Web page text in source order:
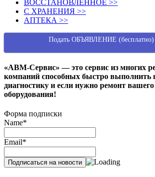
ВОССТАНОВЛЕННОЕ >>
С ХРАНЕНИЯ >>
АПТЕКА >>
Подать ОБЪЯВЛЕНИЕ (бесплатно)
«АВМ-Сервис» — это сервис из многих
компаний способных быстро выполнить
диагностику и если нужно ремонт
оборудования!
Форма подписки
Name*
Email*